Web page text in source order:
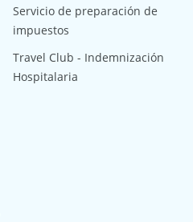
Servicio de preparación de
impuestos
Travel Club - Indemnización
Hospitalaria